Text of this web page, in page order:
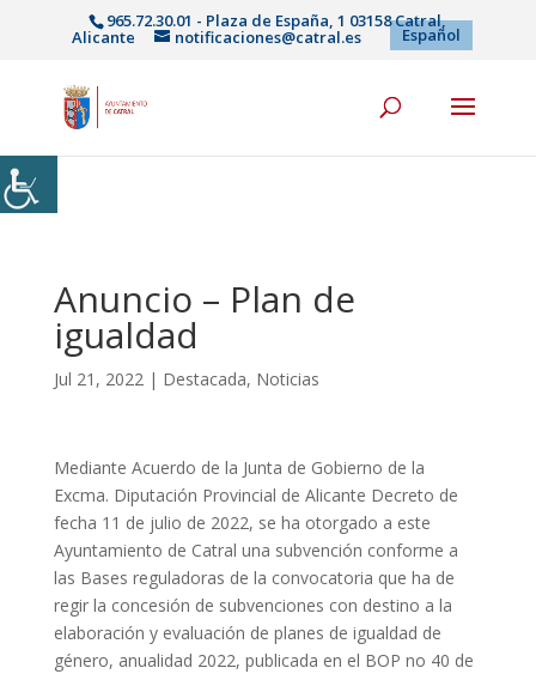
965.72.30.01 - Plaza de España, 1 03158 Catral,
Alicante notificaciones@catral.es Español
Anuncio – Plan de
igualdad
Jul 21, 2022| Destacada, Noticias
Mediante Acuerdo de la Junta de Gobierno de la
Excma. Diputación Provincial de Alicante Decreto de
fecha 11 de julio de 2022, se ha otorgado a este
Ayuntamiento de Catral una subvención conforme a
las Bases reguladoras de la convocatoria que ha de
regir la concesión de subvenciones con destino a la
elaboración y evaluación de planes de igualdad de
género, anualidad 2022, publicada en el BOP no 40 de